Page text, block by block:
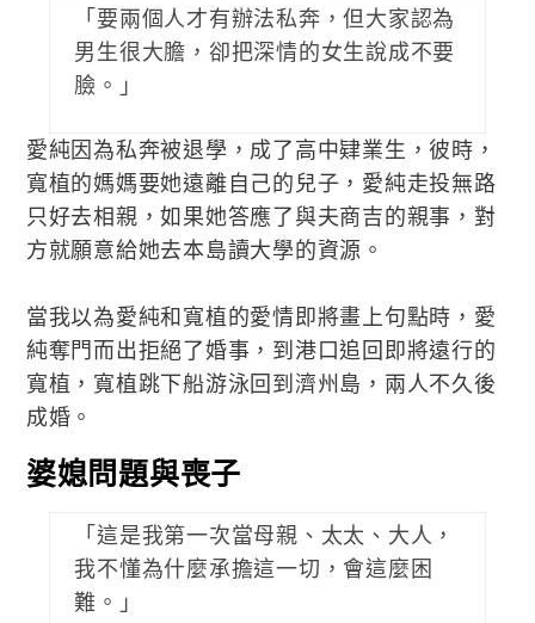
「要兩個人才有辦法私奔，但大家認為
男生很大膽，卻把深情的女生說成不要
臉。」
愛純因為私奔被退學，成了高中肄業生，彼時，
寬植的媽媽要她遠離自己的兒子，愛純走投無路
只好去相親，如果她答應了與夫商吉的親事，對
方就願意給她去本島讀大學的資源。
當我以為愛純和寬植的愛情即將畫上句點時，愛
純奪門而出拒絕了婚事，到港口追回即將遠行的
寬植，寬植跳下船游泳回到濟州島，兩人不久後
成婚。
婆媳問題與喪子
「這是我第一次當母親、太太、大人，
我不懂為什麼承擔這一切，會這麼困
難。」